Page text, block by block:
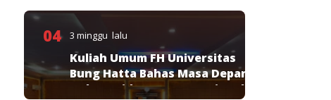
04 3 minggu lalu
Kuliah Umum FH Universitas
Bung Hatta Bahas Masa Depan
Hukum Pidana KUHP Nasional